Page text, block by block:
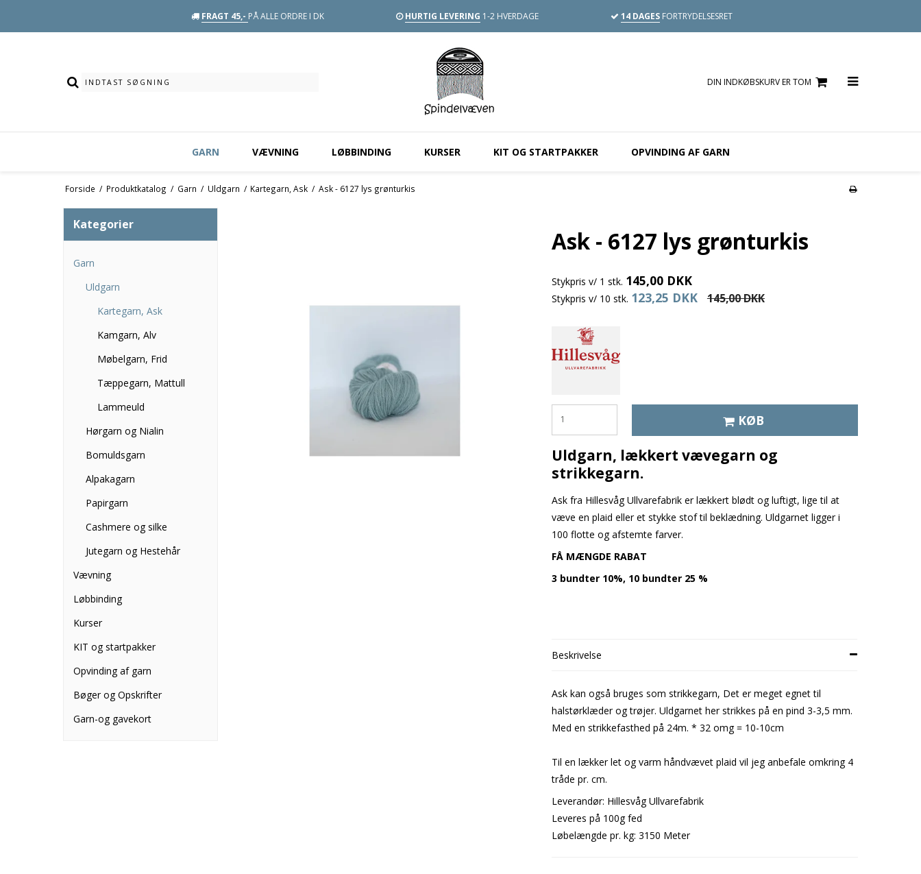
FRAGT 45,- PÅ ALLE ORDRE I DK HURTIG LEVERING 1-2 HVERDAGE 14 DAGESFORTRYDELSESRET
DIN INDKØBSKURV ER TOM
GARN VÆVNING LØBBINDING KURSER KIT OG STARTPAKKER OPVINDING AF GARN
Forside / Produktkatalog / Garn / Uldgarn / Kartegarn, Ask / Ask - 6127 lys grønturkis
Kategorier
Garn
Uldgarn
Kartegarn, Ask
Kamgarn, Alv
Møbelgarn, Frid
Tæppegarn, Mattull
Lammeuld
Hørgarn og Nialin
Bomuldsgarn
Alpakagarn
Papirgarn
Cashmere og silke
Jutegarn og Hestehår
Vævning
Løbbinding
Kurser
KIT og startpakker
Opvinding af garn
Bøger og Opskrifter
Garn-og gavekort
Ask - 6127 lys grønturkis
Stykpris v/ 1 stk. 145,00 DKK
Stykpris v/ 10 stk. 123,25 DKK 145,00 DKK
KØB
Uldgarn, lækkert vævegarn og
strikkegarn.
Ask fra Hillesvåg Ullvarefabrik er lækkert blødt og luftigt, lige til at
væve en plaid eller et stykke stof til beklædning. Uldgarnet ligger i
100 flotte og afstemte farver.
FÅ MÆNGDE RABAT
3 bundter 10%, 10 bundter 25 %
Beskrivelse
Ask kan også bruges som strikkegarn, Det er meget egnet til
halstørklæder og trøjer. Uldgarnet her strikkes på en pind 3-3,5 mm.
Med en strikkefasthed på 24m. * 32 omg = 10-10cm
Til en lækker let og varm håndvævet plaid vil jeg anbefale omkring 4
tråde pr. cm.
Leverandør: Hillesvåg Ullvarefabrik
Leveres på 100g fed
Løbelængde pr. kg: 3150 Meter